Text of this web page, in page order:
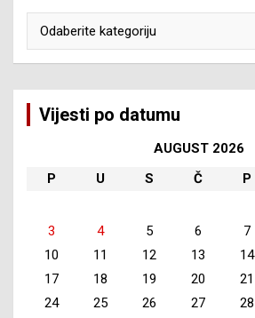
Vijesti po datumu
AUGUST 2026
P
U S Č P
3
4 5 6 7
10
11 12 13 14
17
18 19 20 21
24
25 26 27 28